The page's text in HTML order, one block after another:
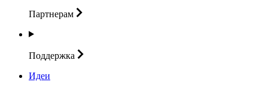
Партнерам
Поддержка
Идеи